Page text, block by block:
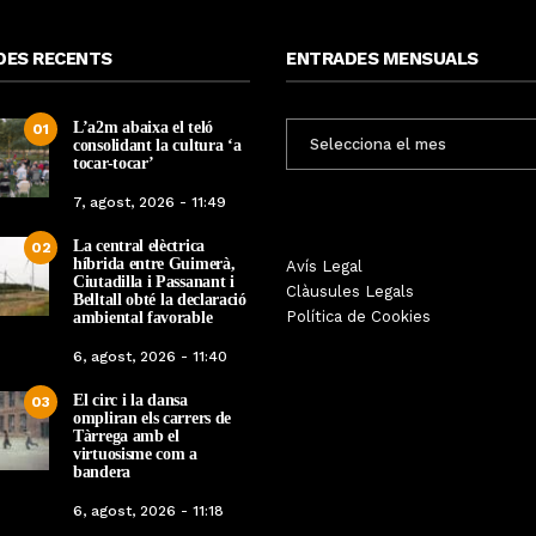
RECENTS
01
L’a2m abaixa el teló
consolidant la cultura ‘a
tocar-tocar’
7, agost, 2026 - 11:49
02
La central elèctrica
híbrida entre Guimerà,
Ciutadilla i Passanant i
Belltall obté la declaració
ambiental favorable
6, agost, 2026 - 11:40
03
El circ i la dansa
ompliran els carrers de
Tàrrega amb el
virtuosisme com a
bandera
6, agost, 2026 - 11:18
ENTRADES MENSUALS
MENSUALS
Avís Legal
Clàusules Legals
Política de Cookies
Les Gastrosàvies protagonitzen
una gran trobada al Món Sant
Benet que referma el valor de la
27, novembre, 2025 - 08:28
El respecte a la
protagonista de la
Cinema Espiritual de